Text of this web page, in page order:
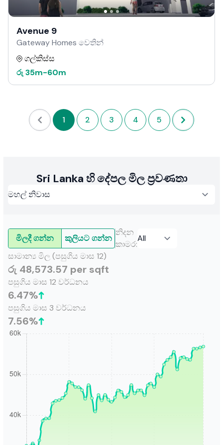
Avenue 9
Gateway Homes වෙතින්
ගල්කිස්ස
රු 35m-60m
1 2 3 4 5
Sri Lanka හි දේපල මිල ප්‍රවණතා
මිලදී ගන්න කුලියට ගන්න
නිදන
කාමර:
සාමාන්‍ය මිල (පසුගිය මාස 12)
රු 48,573.57 per sqft
පසුගිය මාස 12 වර්ධනය
6.47%
පසුගිය මාස 3 වර්ධනය
7.56%